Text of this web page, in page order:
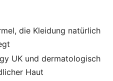
die Kleidung natürlich
UK und dermatologisch
Haut